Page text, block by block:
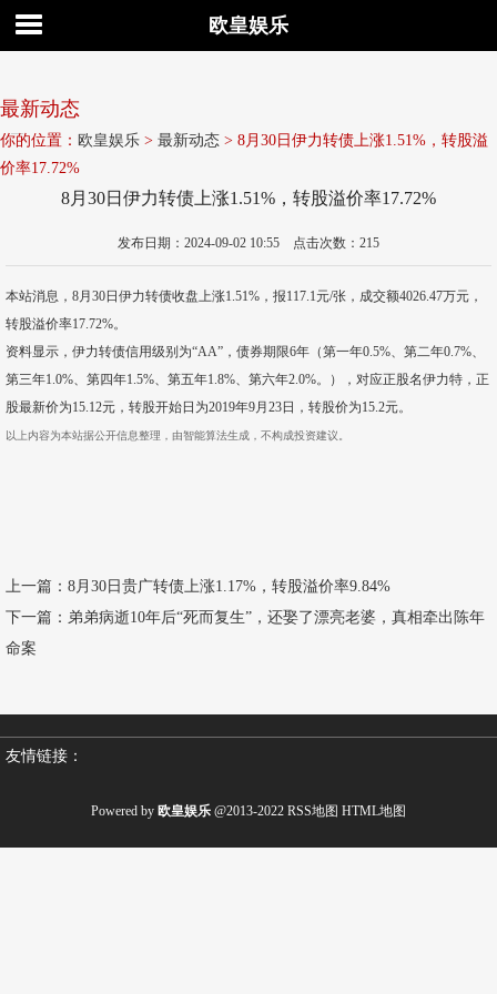
欧皇娱乐
最新动态
你的位置： 欧皇娱乐 > 最新动态 > 8月30日伊力转债上涨1.51%，转股溢
价率17.72%
8月30日伊力转债上涨1.51%，转股溢价率17.72%
发布日期：2024-09-02 10:55 点击次数：215
本站消息，8月30日伊力转债收盘上涨1.51%，报117.1元/张，成交额4026.47万元，
转股溢价率17.72%。
资料显示，伊力转债信用级别为“AA”，债券期限6年（第一年0.5%、第二年0.7%、
第三年1.0%、第四年1.5%、第五年1.8%、第六年2.0%。），对应正股名伊力特，正
股最新价为15.12元，转股开始日为2019年9月23日，转股价为15.2元。
以上内容为本站据公开信息整理，由智能算法生成，不构成投资建议。
上一篇： 8月30日贵广转债上涨1.17%，转股溢价率9.84%
下一篇： 弟弟病逝10年后“死而复生”，还娶了漂亮老婆，真相牵出陈年
命案
友情链接：
Powered by 欧皇娱乐 @2013-2022 RSS地图 HTML地图